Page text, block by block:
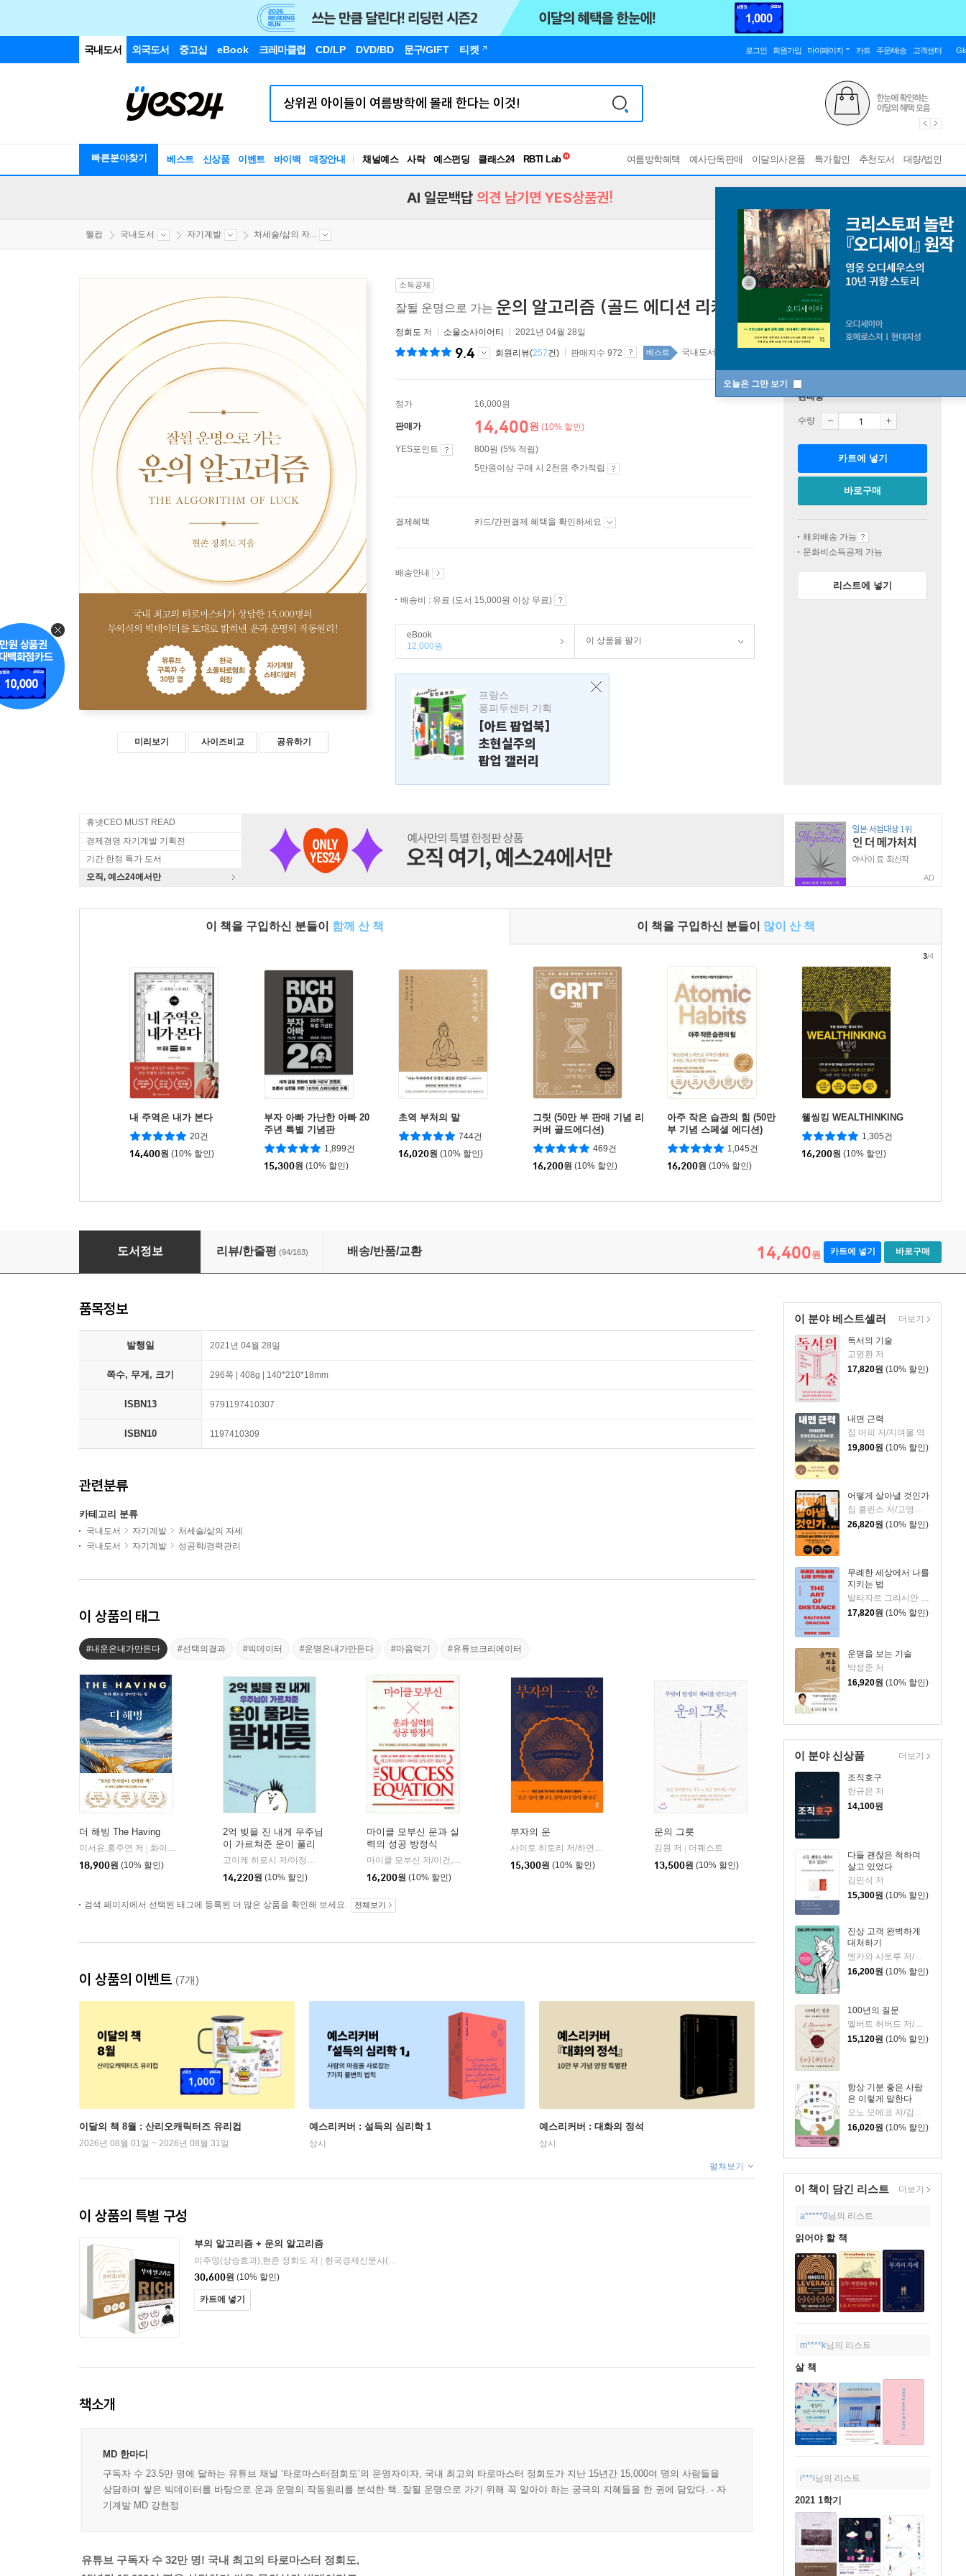
국내도서 외국도서 중고샵 eBook 크레마클럽 CD/LP DVD/BD 문구/GIFT 티켓 로그인 회원가입 마이페이지 카트 주문/배송 고객센터
빠른분야찾기 베스트 신상품 이벤트 바이백 매장안내 채널예스 사락 예스펀딩 클래스24
독서유형검사
여름방학혜택 예사단독판매 이달의사은품 특가할인 추천도서 대량/법인
오늘은 그만 보기
AI 일문백답 의견 남기면 YES상품권!
웰컴 국내도서 자기계발 처세술/삶의 자...
미리보기 사이즈비교 공유하기
소득공제
잘될 운명으로 가는 운의 알고리즘 (골드 에디션 리커버)
정회도 저 소울소사이어티 2021년 04월 28일
9.4 회원리뷰(257건) 판매지수 972 베스트 국내도서 top20 1주
정가 16,000원
판매가 14,400원 (10% 할인)
YES포인트
800원 (5% 적립)
5만원이상 구매 시 2천원 추가적립
결제혜택 카드/간편결제 혜택을 확인하세요
배송안내
배송비 : 유료 (도서 15,000원 이상 무료)
eBook
12,000원
이 상품을 팔기
프랑스
퐁피두센터 기획
[아트 팝업북]
초현실주의
팝업 갤러리
판매중
수량
카트에 넣기
바로구매
해외배송 가능
문화비소득공제 가능
리스트에 넣기
휴넷CEO MUST READ
경제경영 자기계발 기획전
기간 한정 특가 도서
오직, 예스24에서만
AD
이 책을 구입하신 분들이 함께 산 책 이 책을 구입하신 분들이 많이 산 책
내 주역은 내가 본다
20건
14,400원 (10% 할인)
부자 아빠 가난한 아빠 20
주년 특별 기념판
1,899건
15,300원 (10% 할인)
초역 부처의 말
744건
16,020원 (10% 할인)
그릿 (50만 부 판매 기념 리
커버 골드에디션)
469건
16,200원 (10% 할인)
아주 작은 습관의 힘 (50만
부 기념 스페셜 에디션)
1,045건
16,200원 (10% 할인)
웰씽킹 WEALTHINKING
1,305건
16,200원 (10% 할인)
3/4
운의 알고리즘 (골드 에디션 리커버)
도서정보 리뷰/한줄평 (94/163) 배송/반품/교환 14,400원 카트에 넣기 바로구매
이 분야 베스트셀러
독서의 기술
고명환 저
17,820원 (10% 할인)
내면 근력
짐 머피 저/지여울 역
19,800원 (10% 할인)
어떻게 살아낼 것인가
짐 콜린스 저/고영훈,윤영호 역
26,820원 (10% 할인)
무례한 세상에서 나를
지키는 법
17,820원 (10% 할인)
운명을 보는 기술
박성준 저
16,920원 (10% 할인)
더보기
이 분야 신상품
조직호구
한규은 저
14,100원
다들 괜찮은 척하며
살고 있었다
김민식 저
15,300원 (10% 할인)
진상 고객 완벽하게
대처하기
엔카와 사토루 저/이주 역
16,200원 (10% 할인)
100년의 질문
15,120원 (10% 할인)
항상 기분 좋은 사람
은 이렇게 말한다
오노 모에코 저/김시온 역
16,020원 (10% 할인)
더보기
이 책이 담긴 리스트 더보기
a*****0님의 리스트
읽어야 할 책
m****k님의 리스트
살 책
i***i님의 리스트
2021 1학기
품목정보
발행일 2021년 04월 28일
쪽수, 무게, 크기 296쪽 | 408g | 140*210*18mm
ISBN13 9791197410307
ISBN10 1197410309
관련분류
카테고리 분류
국내도서 자기계발
처세술/삶의 자세
국내도서
자기계발 성공학/경력관리
이 상품의 태그
#내운은내가만든다 #선택의결과 #빅데이터 #운명은내가만든다 #마음먹기 #유튜브크리에이터
더 해빙 The Having
이서윤,홍주연 저
화이트오션
18,900원 (10% 할인)
2억 빚을 진 내게 우주님
이 가르쳐준 운이 풀리
는 말버릇
고이케 히로시 저/이정환 역
14,220원 (10% 할인)
마이클 모부신 운과 실
력의 성공 방정식
마이클 모부신 저/이건,박성진,정채진 공역/신진오 감수 | 에프엔미디어
16,200원 (10% 할인)
부자의 운
사이토 히토리 저/하연수 역
15,300원 (10% 할인)
운의 그릇
김원 저
더퀘스트
13,500원 (10% 할인)
검색 페이지에서 선택된 태그에 등록된 더 많은 상품을 확인해 보세요. 전체보기
이 상품의 이벤트 (7개)
이달의 책 8월 : 산리오캐릭터즈 유리컵
2026년 08월 01일 ~ 2026년 08월 31일
예스리커버 : 설득의 심리학 1
상시
예스리커버 : 대화의 정석
상시
펼쳐보기
이 상품의 특별 구성
부의 알고리즘 + 운의 알고리즘
이주영(상승효과),현존 정회도 저 한국경제신문사(한경비피)
30,600원 (10% 할인)
카트에 넣기
책소개
MD 한마디
구독자 수 23.5만 명에 달하는 유튜브 채널 ‘타로마스터정회도’의 운영자이자, 국내 최고의 타로마스터 정회도가 지난 15년간 15,000여 명의 사람들을
상담하며 쌓은 빅데이터를 바탕으로 운과 운명의 작동원리를 분석한 책. 잘될 운명으로 가기 위해 꼭 알아야 하는 궁극의 지혜들을 한 권에 담았다. - 자
기계발 MD 강현정
유튜브 구독자 수 32만 명! 국내 최고의 타로마스터 정회도,